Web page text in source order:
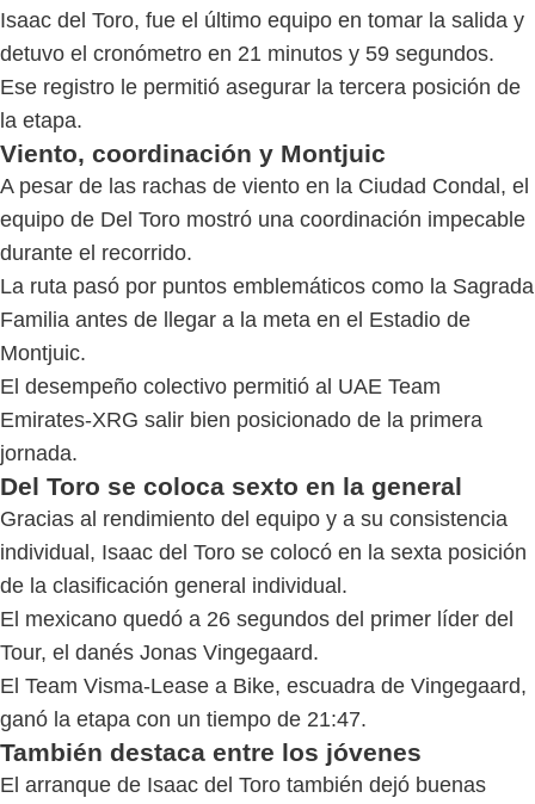
Isaac del Toro, fue el último equipo en tomar la salida y
detuvo el cronómetro en 21 minutos y 59 segundos.
Ese registro le permitió asegurar la tercera posición de
la etapa.
Viento, coordinación y Montjuic
A pesar de las rachas de viento en la Ciudad Condal, el
equipo de Del Toro mostró una coordinación impecable
durante el recorrido.
La ruta pasó por puntos emblemáticos como la Sagrada
Familia antes de llegar a la meta en el Estadio de
Montjuic.
El desempeño colectivo permitió al UAE Team
Emirates-XRG salir bien posicionado de la primera
jornada.
Del Toro se coloca sexto en la general
Gracias al rendimiento del equipo y a su consistencia
individual, Isaac del Toro se colocó en la sexta posición
de la clasificación general individual.
El mexicano quedó a 26 segundos del primer líder del
Tour, el danés Jonas Vingegaard.
El Team Visma-Lease a Bike, escuadra de Vingegaard,
ganó la etapa con un tiempo de 21:47.
También destaca entre los jóvenes
El arranque de Isaac del Toro también dejó buenas